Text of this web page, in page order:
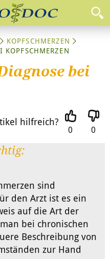
KOPFSCHMERZEN
bei
hilfreich?
0 0
sind
den Arzt ist es ein
auf die Art der
bei chronischen
Beschreibung von
zur Hand